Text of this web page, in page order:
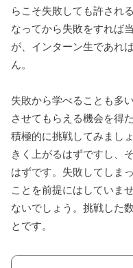
らこそ失敗しても許され
なってから失敗をすれば
が、インターン生であれ
ん。
失敗から学べることも多
させてもらえる機会を得
積極的に挑戦してみまし
きく上がるはずですし、
はずです。失敗してしま
ことを前提にはしていま
ないでしょう。挑戦した
とです。